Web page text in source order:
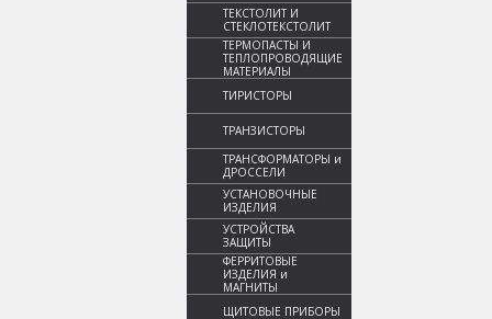
ТЕКСТОЛИТ И
СТЕКЛОТЕКСТОЛИТ
ТЕРМОПАСТЫ И
ТЕПЛОПРОВОДЯЩИЕ
МАТЕРИАЛЫ
ТИРИСТОРЫ
ТРАНЗИСТОРЫ
ТРАНСФОРМАТОРЫ и
ДРОССЕЛИ
УСТАНОВОЧНЫЕ
ИЗДЕЛИЯ
УСТРОЙСТВА
ЗАЩИТЫ
ФЕРРИТОВЫЕ
ИЗДЕЛИЯ и
МАГНИТЫ
ЩИТОВЫЕ ПРИБОРЫ